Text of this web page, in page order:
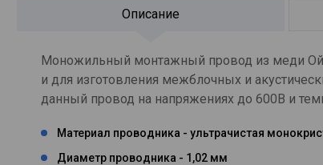
Описание
Моножильный монтажный провод из меди
и для изготовления межблочных и
данный провод на напряжениях до 600В и
Материал проводника - ультрачистая
Диаметр проводника - 1,02 мм